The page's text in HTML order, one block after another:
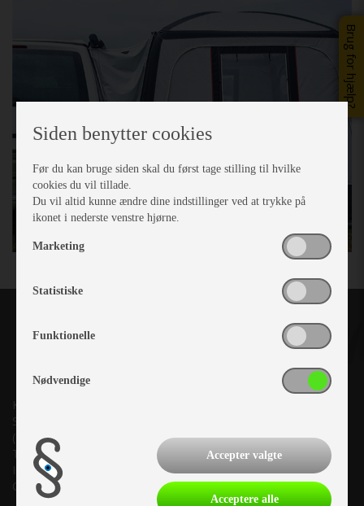
Brug for hjælp?
Kronjyllands Camping Center A/S
Suderholmen 10, 8960 Randers SØ
(Lige ud til Grenåvej)
Tlf. +45 87 10 98 70
Info@as-kcc.dk
CVR: 33 38 77 33
Siden benytter cookies
Før du kan bruge siden skal du først tage stilling til hvilke
cookies du vil tillade.
Du vil altid kunne ændre dine indstillinger ved at trykke på
ikonet i nederste venstre hjørne.
Marketing
Statistiske
Funktionelle
Nødvendige
Accepter valgte
Acceptere alle